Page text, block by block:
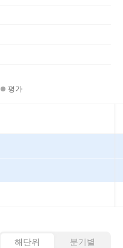
평가
해단위 분기별